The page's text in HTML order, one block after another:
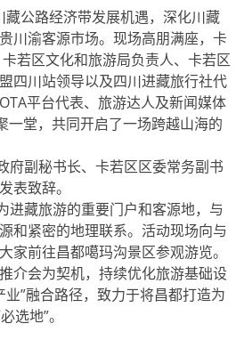
公路经济带发展机遇，深化川藏
川渝客源市场。现场高朋满座，卡
若区文化和旅游局负责人、卡若区
四川站领导以及四川进藏旅行社代
平台代表、旅游达人及新闻媒体
一堂，共同开启了一场跨越山海的
副秘书长、卡若区区委常务副书
表致辞。
藏旅游的重要门户和客源地，与
和紧密的地理联系。活动现场向与
家前往昌都噶玛沟景区参观游览。
介会为契机，持续优化旅游基础设
业”融合路径，致力于将昌都打造为
选地”。